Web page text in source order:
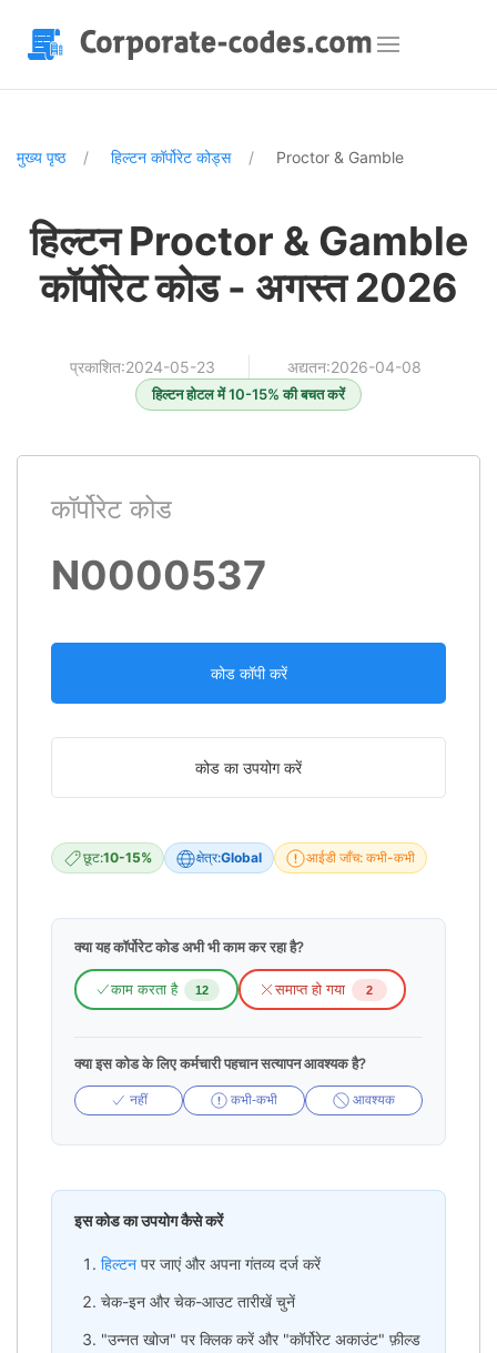
मुख्य पृष्ठ हिल्टन कॉर्पोरेट कोड्स Proctor & Gamble
हिल्टन Proctor & Gamble
कॉर्पोरेट कोड - अगस्त 2026
प्रकाशित:2024-05-23 अद्यतन:2026-04-08
हिल्टन होटल में 10-15% की बचत करें
कॉर्पोरेट कोड
N0000537
कोड कॉपी करें
कोड का उपयोग करें
छूट:10-15% क्षेत्र:Global आईडी जाँच: कभी-कभी
क्या यह कॉर्पोरेट कोड अभी भी काम कर रहा है?
काम करता है 12 समाप्त हो गया 2
क्या इस कोड के लिए कर्मचारी पहचान सत्यापन आवश्यक है?
नहीं कभी-कभी आवश्यक
इस कोड का उपयोग कैसे करें
हिल्टन पर जाएं और अपना गंतव्य दर्ज करें
चेक-इन और चेक-आउट तारीखें चुनें
"उन्नत खोज" पर क्लिक करें और "कॉर्पोरेट अकाउंट" फ़ील्ड